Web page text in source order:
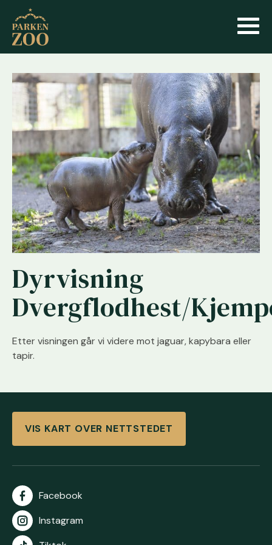
Dyrvisning
Dvergflodhest/
Etter visningen går vi videre mot jaguar, kapybara eller
tapir.
VIS KART OVER NETTSTEDET
Facebook
Instagram